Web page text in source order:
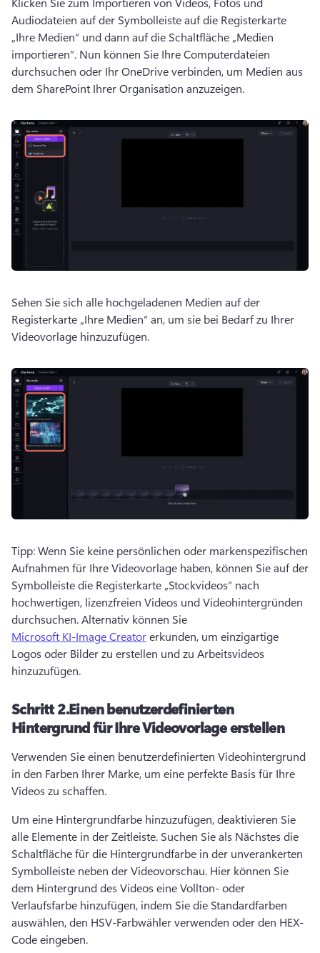
Audiodateien auf der Symbolleiste auf die Registerkarte
„Ihre Medien“ und dann auf die Schaltfläche „Medien
importieren“. Nun können Sie Ihre Computerdateien
durchsuchen oder Ihr OneDrive verbinden, um Medien aus
dem SharePoint Ihrer Organisation anzuzeigen.
Sehen Sie sich alle hochgeladenen Medien auf der
Registerkarte „Ihre Medien“ an, um sie bei Bedarf zu Ihrer
Videovorlage hinzuzufügen.
Tipp: Wenn Sie keine persönlichen oder markenspezifischen
Aufnahmen für Ihre Videovorlage haben, können Sie auf der
Symbolleiste die Registerkarte „Stockvideos“ nach
hochwertigen, lizenzfreien Videos und Videohintergründen
durchsuchen. Alternativ können Sie
Microsoft KI-Image Creator erkunden, um einzigartige
Logos oder Bilder zu erstellen und zu Arbeitsvideos
hinzuzufügen.
Schritt 2.Einen benutzerdefinierten
Hintergrund für Ihre Videovorlage erstellen
Verwenden Sie einen benutzerdefinierten Videohintergrund
in den Farben Ihrer Marke, um eine perfekte Basis für Ihre
Videos zu schaffen.
Um eine Hintergrundfarbe hinzuzufügen, deaktivieren Sie
alle Elemente in der Zeitleiste. Suchen Sie als Nächstes die
Schaltfläche für die Hintergrundfarbe in der unverankerten
Symbolleiste neben der Videovorschau. Hier können Sie
dem Hintergrund des Videos eine Vollton- oder
Verlaufsfarbe hinzufügen, indem Sie die Standardfarben
auswählen, den HSV-Farbwähler verwenden oder den HEX-
Code eingeben.